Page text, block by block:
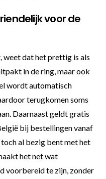
voor de
dat het prettig is als
in de ring, maar ook
wordt automatisch
terugkomen soms
Daarnaast geldt gratis
bij bestellingen vanaf
al bezig bent met het
het net wat
voorbereid te zijn, zonder